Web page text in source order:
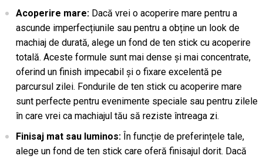
Acoperire mare:Dacă vrei o acoperire mare pentru a
ascunde imperfecțiunile sau pentru a obține un look de
machiaj de durată, alege un fond de ten stick cu acoperire
totală. Aceste formule sunt mai dense și mai concentrate,
oferind un finish impecabil și o fixare excelentă pe
parcursul zilei. Fondurile de ten stick cu acoperire mare
sunt perfecte pentru evenimente speciale sau pentru zilele
în care vrei ca machiajul tău să reziste întreaga zi.
Finisaj mat sau luminos:În funcție de preferințele tale,
alege un fond de ten stick care oferă finisajul dorit. Dacă